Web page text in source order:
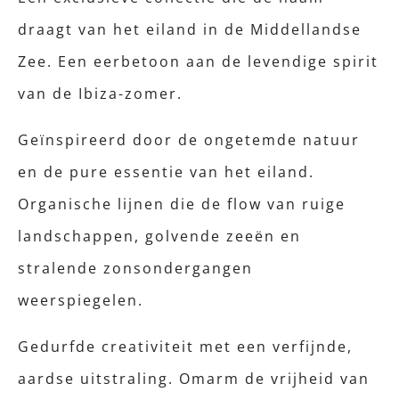
draagt van het eiland in de Middellandse
Zee. Een eerbetoon aan de levendige spirit
van de Ibiza-zomer.
Geïnspireerd door de ongetemde natuur
en de pure essentie van het eiland.
Organische lijnen die de flow van ruige
landschappen, golvende zeeën en
stralende zonsondergangen
weerspiegelen.
Gedurfde creativiteit met een verfijnde,
aardse uitstraling. Omarm de vrijheid van